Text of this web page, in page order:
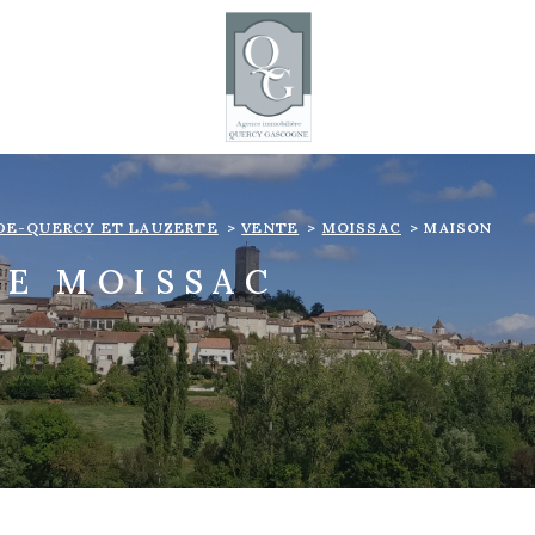
QUERCY ET LAUZERTE VENTE MOISSAC MAISON
MOISSAC